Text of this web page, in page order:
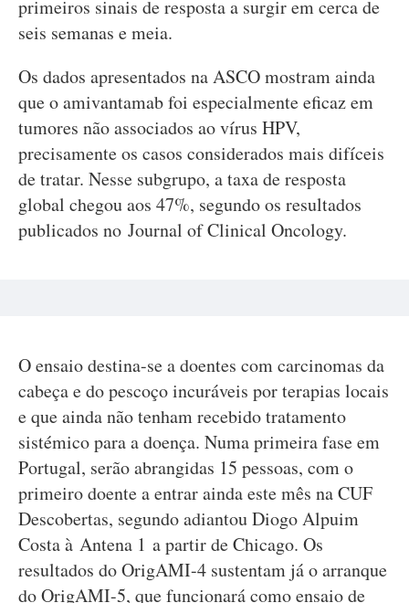
primeiros sinais de resposta a surgir em cerca de
seis semanas e meia.
Os dados apresentados na ASCO mostram ainda
que o amivantamab foi especialmente eficaz em
tumores não associados ao vírus HPV,
precisamente os casos considerados mais difíceis
de tratar. Nesse subgrupo, a taxa de resposta
global chegou aos 47%, segundo os resultados
publicados no Journal of Clinical Oncology.
O ensaio destina-se a doentes com carcinomas da
cabeça e do pescoço incuráveis por terapias locais
e que ainda não tenham recebido tratamento
sistémico para a doença. Numa primeira fase em
Portugal, serão abrangidas 15 pessoas, com o
primeiro doente a entrar ainda este mês na CUF
Descobertas, segundo adiantou Diogo Alpuim
Costa à Antena 1 a partir de Chicago. Os
resultados do OrigAMI-4 sustentam já o arranque
do OrigAMI-5, que funcionará como ensaio de